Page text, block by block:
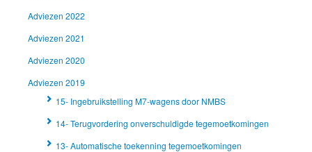
Adviezen 2022
Adviezen 2021
Adviezen 2020
Adviezen 2019
15- Ingebruikstelling M7-wagens door NMBS
14- Terugvordering onverschuldigde tegemoetkomingen
13- Automatische toekenning tegemoetkomingen